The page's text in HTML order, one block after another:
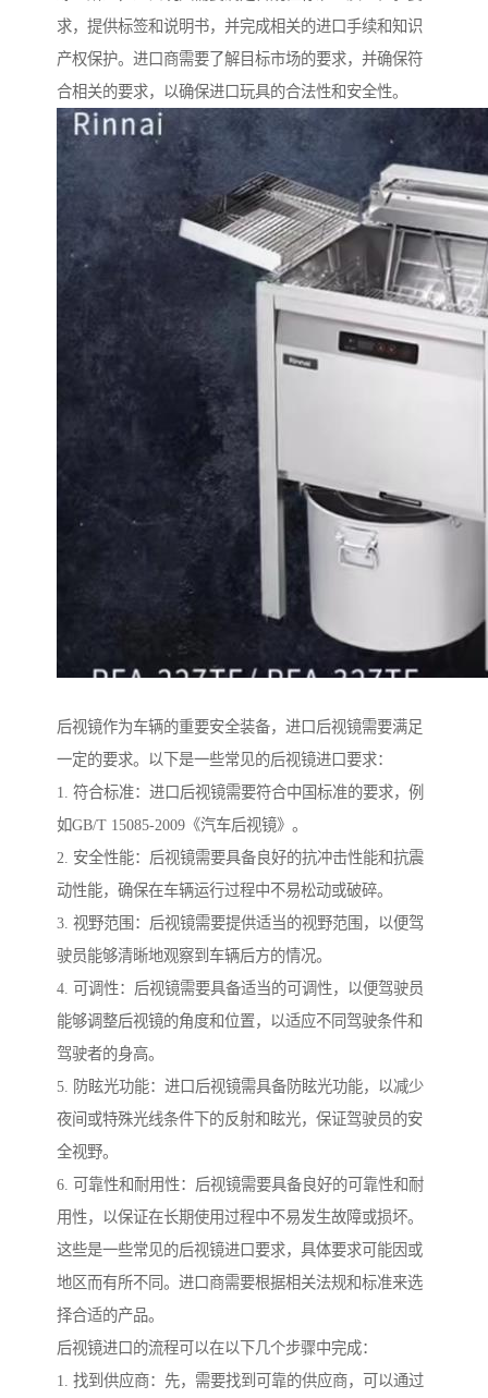
求，提供标签和说明书，并完成相关的进口手续和知识
产权保护。进口商需要了解目标市场的要求，并确保符
合相关的要求，以确保进口玩具的合法性和安全性。
后视镜作为车辆的重要安全装备，进口后视镜需要满足
一定的要求。以下是一些常见的后视镜进口要求：
1. 符合标准：进口后视镜需要符合中国标准的要求，例
如GB/T 15085-2009《汽车后视镜》。
2. 安全性能：后视镜需要具备良好的抗冲击性能和抗震
动性能，确保在车辆运行过程中不易松动或破碎。
3. 视野范围：后视镜需要提供适当的视野范围，以便驾
驶员能够清晰地观察到车辆后方的情况。
4. 可调性：后视镜需要具备适当的可调性，以便驾驶员
能够调整后视镜的角度和位置，以适应不同驾驶条件和
驾驶者的身高。
5. 防眩光功能：进口后视镜需具备防眩光功能，以减少
夜间或特殊光线条件下的反射和眩光，保证驾驶员的安
全视野。
6. 可靠性和耐用性：后视镜需要具备良好的可靠性和耐
用性，以保证在长期使用过程中不易发生故障或损坏。
这些是一些常见的后视镜进口要求，具体要求可能因或
地区而有所不同。进口商需要根据相关法规和标准来选
择合适的产品。
后视镜进口的流程可以在以下几个步骤中完成：
1. 找到供应商：先，需要找到可靠的供应商，可以通过